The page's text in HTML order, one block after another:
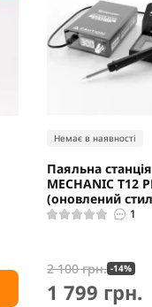
Немає в наявності
Паяльна станція
MECHANIC T12
(оновлений
1
2 100 грн. -14%
1 799 грн.